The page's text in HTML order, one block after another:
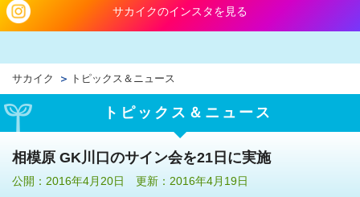
サカイクのインスタを見る
サカイク トピックス＆ニュース
トピックス＆ニュース
相模原 GK川口のサイン会を21日に実施
公開：2016年4月20日 更新：2016年4月19日